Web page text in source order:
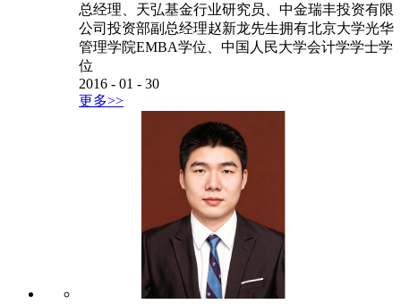
总经理、天弘基金行业研究员、中金瑞丰投资有限
公司投资部副总经理赵新龙先生拥有北京大学光华
管理学院EMBA学位、中国人民大学会计学学士学
位
2016 - 01 - 30
更多>>